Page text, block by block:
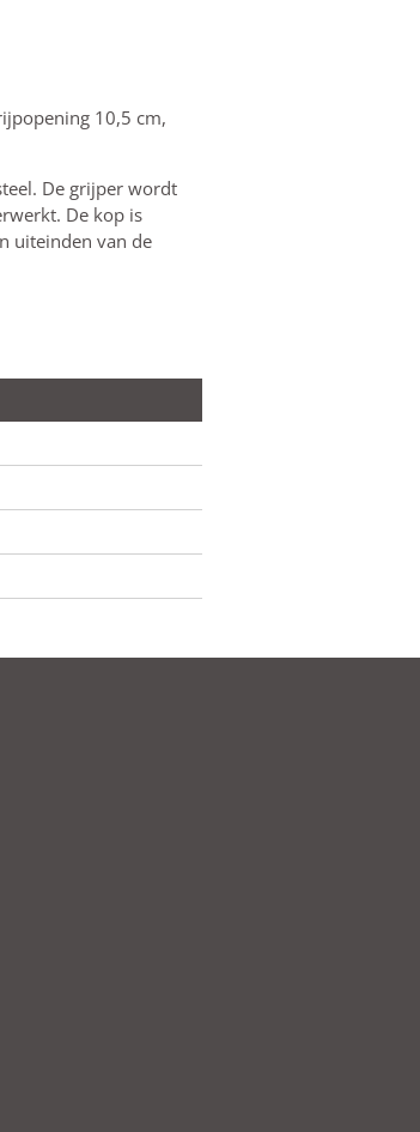
10,5 cm,
De grijper wordt
De kop is
uiteinden van de